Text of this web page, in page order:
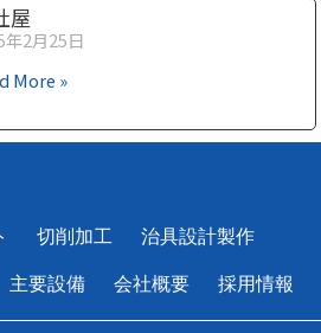
屋
年2月25日
More »
切削加工 治具設計製作
主要設備 会社概要 採用情報